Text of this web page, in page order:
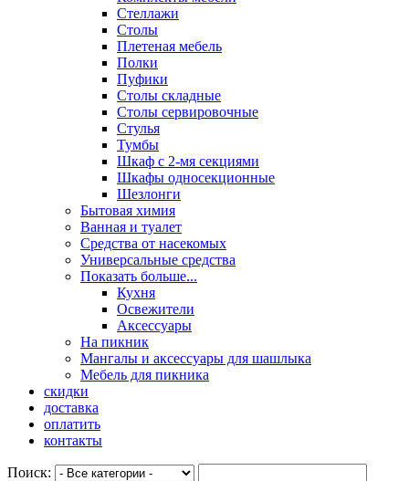
Стеллажи
Столы
Плетеная мебель
Полки
Пуфики
Столы складные
Столы сервировочные
Стулья
Тумбы
Шкаф с 2-мя секциями
Шкафы односекционные
Шезлонги
Бытовая химия
Ванная и туалет
Средства от насекомых
Универсальные средства
Показать больше...
Кухня
Освежители
Аксессуары
На пикник
Мангалы и аксессуары для шашлыка
Мебель для пикника
скидки
доставка
оплатить
контакты
Поиск: